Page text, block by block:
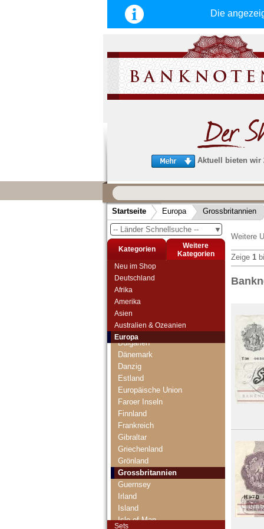
Die
Aktuell bieten wir
schnellen, sicheren und
Service
Schneller und sicherer Versand-
Bestellungen werktags bis 14:00 Uhr,
noch am selben Tag verschickt
(Versand mit DHL oder Deutsche Post)
Startseite Europa Grossbritannien
▼
-- Länder Schnellsuche --
Kategorien
Weitere
Kategorien
Neu im Shop
Deutschland
Afrika
Amerika
Asien
Australien & Ozeanien
Europa
Bosnien Herzegowina
Bulgarien
Dänemark
Danzig
Estland
Europäische Union
Faroer Inseln
Finnland
Frankreich
Gibraltar
Griechenland
Grönland
Grossbritannien
Guernsey
Irland
Island
Isle of Man
Sets
Weitere
Zeige 1